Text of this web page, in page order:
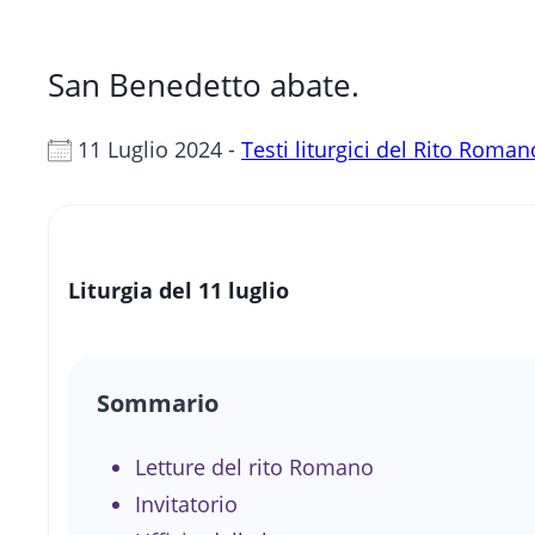
San Benedetto abate.
11 Luglio 2024 - Testi liturgici del Rito
Liturgia del 11 luglio
Sommario
Letture del rito Romano
Invitatorio